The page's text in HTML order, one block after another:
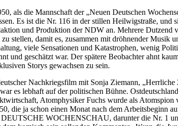
als die Mannschaft der Neuen Deutschen
Es ist die Nr. 116 in der stillen Heilwigstraße, und
und Produktion der NDW an. Mehrere
stellen, damit es, zusammen mit dröhnender Musik
viele Sensationen und Katastrophen, wenig
und geschätzt war. Der spätere Beobachter ahnt
Storys gewachsen zu sein.
Nachkriegsfilm mit Sonja Ziemann, Herrliche
es lebhaft auf der politischen Bühne.
Atomphysiker Fuchs wurde als
die ja schon einen Monat nach dem Arbeitsbeginn
WOCHENSCHAU, darunter die Nr. 1